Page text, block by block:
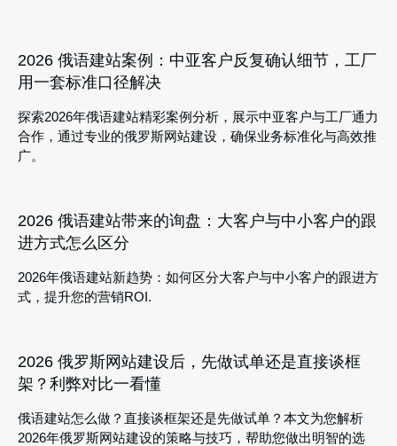
2026 俄语建站案例：中亚客户反复确认细节，工厂
用一套标准口径解决
探索2026年俄语建站精彩案例分析，展示中亚客户与工厂通力
合作，通过专业的俄罗斯网站建设，确保业务标准化与高效推
广。
2026 俄语建站带来的询盘：大客户与中小客户的跟
进方式怎么区分
2026年俄语建站新趋势：如何区分大客户与中小客户的跟进方
式，提升您的营销ROI.
2026 俄罗斯网站建设后，先做试单还是直接谈框
架？利弊对比一看懂
俄语建站怎么做？直接谈框架还是先做试单？本文为您解析
2026年俄罗斯网站建设的策略与技巧，帮助您做出明智的选